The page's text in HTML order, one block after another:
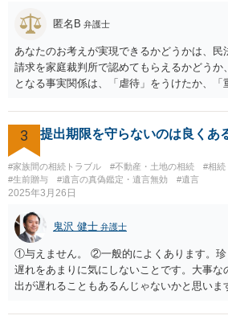
匿名B 弁護士
あなたのお考えが実現できるかどうかは、民
請求を家庭裁判所で認めてもらえるかどうか
となる事実関係は、「虐待」をうけたか、「
「廃除」は遺言でも可能です（民法８９３条
情を話して相談して、「廃除」が可能か、
とをお勧めします。
3 提出期限を守らないのは良くあ
#家族間の相続トラブル #不動産・土地の相続
#相続
#生前贈与
#遺言の真偽鑑定・遺言無効 #遺言
2025年3月26日
鬼沢 健士 弁護士
①与えません。 ②一般的によくあります。
遅れをあまりに気にしないことです。大事な
出が遅れることもあるんじゃないかと思いま